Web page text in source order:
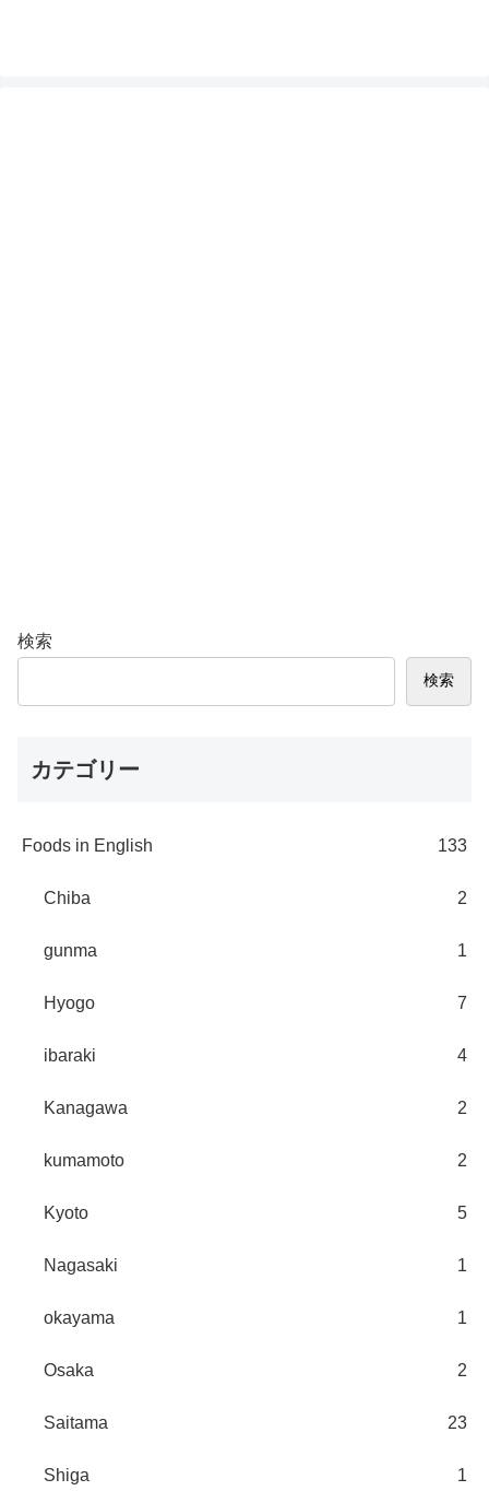
検索
検索
カテゴリー
Foods in English 133
Chiba 2
gunma 1
Hyogo 7
ibaraki 4
Kanagawa 2
kumamoto 2
Kyoto 5
Nagasaki 1
okayama 1
Osaka 2
Saitama 23
Shiga 1